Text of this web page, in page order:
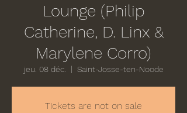
Lounge (Philip
Catherine, D. Linx &
Marylene Corro)
jeu. 08 déc.
  |
Saint-Josse-ten-Noode
Tickets are not on sale